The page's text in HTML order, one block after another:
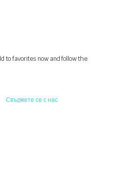
to favorites now and follow the
Свържете се с нас